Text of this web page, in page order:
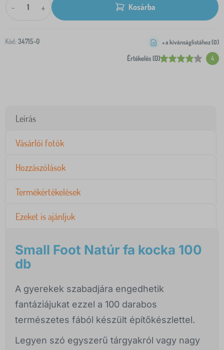
- + Kosárba
Kód: 34715-0
Értékelés (0) 4
+ a kívánságlistához (0)
Leírás
Vásárlói fotók
Hozzászólások
Termékértékelések
Ezeket is ajánljuk
Small Foot Natúr fa kocka 100
db
A gyerekek szabadjára engedhetik
fantáziájukat ezzel a 100 darabos
természetes fából készült építőkészlettel.
Legyen szó egyszerű tárgyakról vagy nagy